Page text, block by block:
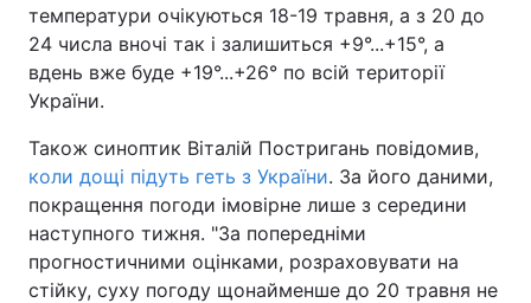
температури очікуються 18-19 травня, а з 20 до
24 числа вночі так і залишиться +9°...+15°, а
вдень вже буде +19°...+26° по всій території
України.
Також синоптик Віталій Постригань повідомив,
коли дощі підуть геть з України. За його даними,
покращення погоди імовірне лише з середини
наступного тижня. "За попередніми
прогностичними оцінками, розраховувати на
стійку, суху погоду щонайменше до 20 травня не